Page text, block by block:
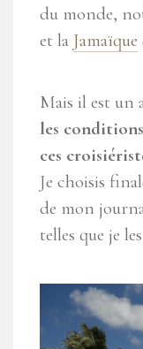
du monde,
et la Jamaïque
Mais il est un
les
ces
Je choisis
de mon
telles que je